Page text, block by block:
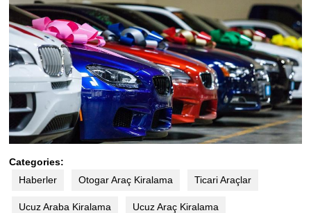
Categories:
Haberler
Otogar Araç Kiralama Ticari Araçlar
Ucuz Araba Kiralama Ucuz Araç Kiralama